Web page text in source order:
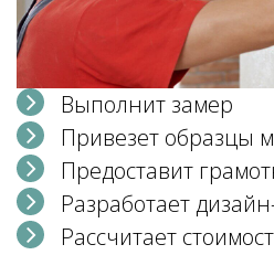
Выполнит замер
Привезет образцы
Предоставит
Разработает
Рассчитает